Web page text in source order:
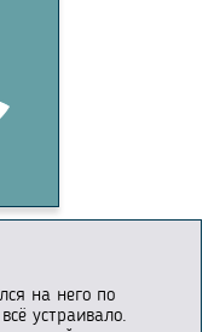
на него по
устраивало.